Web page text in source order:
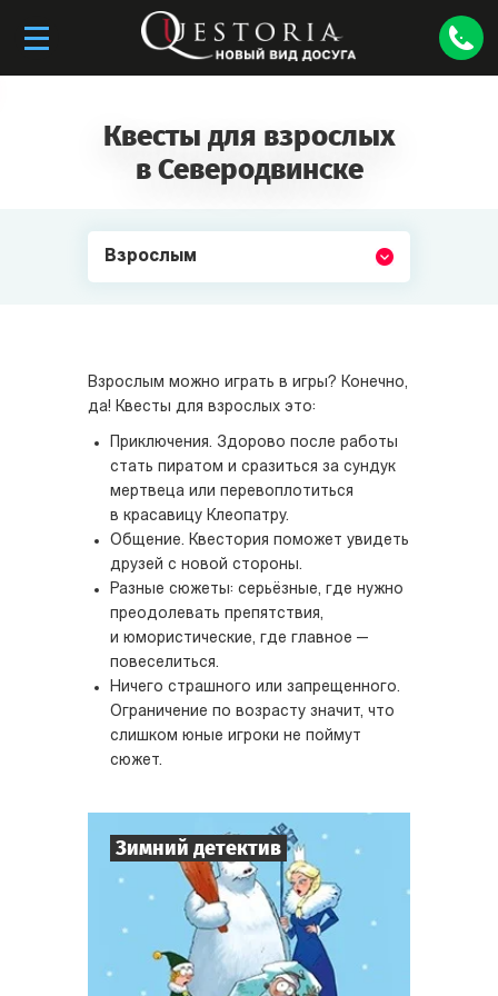
Квесты для взрослых
в Северодвинске
Взрослым
Взрослым можно играть в игры? Конечно,
да! Квесты для взрослых это:
Приключения. Здорово после работы
стать пиратом и сразиться за сундук
мертвеца или перевоплотиться
в красавицу Клеопатру.
Общение. Квестория поможет увидеть
друзей с новой стороны.
Разные сюжеты: серьёзные, где нужно
преодолевать препятствия,
и юмористические, где главное —
повеселиться.
Ничего страшного или запрещенного.
Ограничение по возрасту значит, что
слишком юные игроки не поймут
сюжет.
Зимний детектив
Игроков 10
Время игры 1-2 ч.